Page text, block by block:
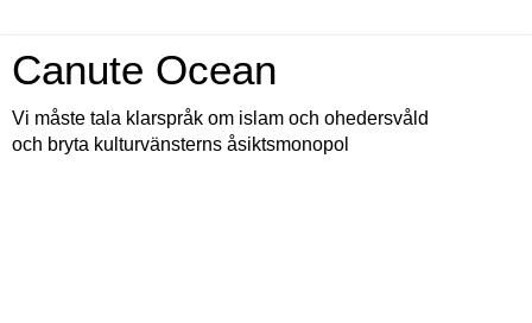
Canute Ocean
Vi måste tala klarspråk om islam och ohedersvåld
och bryta kulturvänsterns åsiktsmonopol